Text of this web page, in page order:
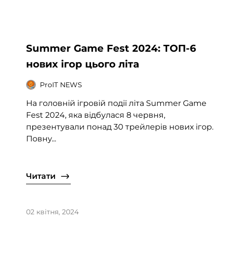
Summer Game Fest 2024: ТОП-6
нових ігор цього літа
ProIT NEWS
На головній ігровій події літа Summer Game
Fest 2024, яка відбулася 8 червня,
презентували понад 30 трейлерів нових ігор.
Повну...
Читати
02 квітня, 2024